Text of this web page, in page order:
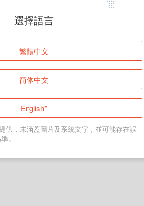
頁面無法顯示
登入
返回首頁
選擇語言
繁體中文
简体中文
English*
供，未涵蓋圖片及系統文字，並可能存在誤
。